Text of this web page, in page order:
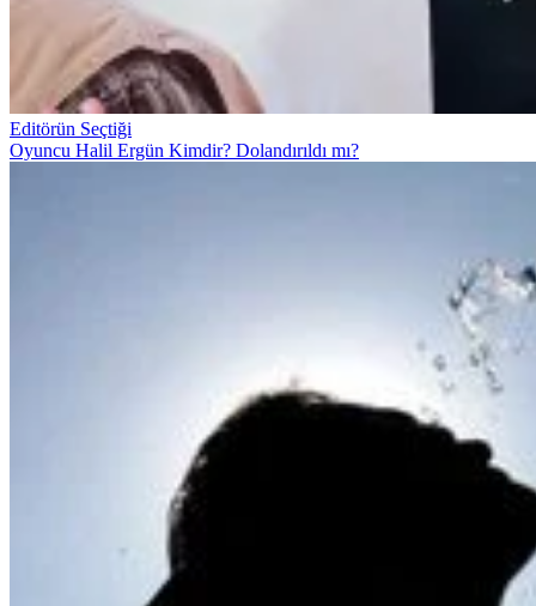
Editörün Seçtiği
Oyuncu Halil Ergün Kimdir? Dolandırıldı mı?